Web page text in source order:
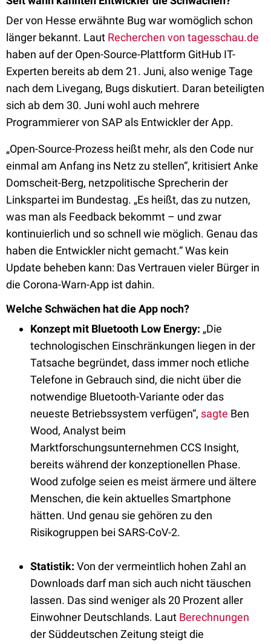
Der von Hesse erwähnte Bug war womöglich schon
länger bekannt. Laut Recherchen von tagesschau.de
haben auf der Open-Source-Plattform GitHub IT-
Experten bereits ab dem 21. Juni, also wenige Tage
nach dem Livegang, Bugs diskutiert. Daran beteiligten
sich ab dem 30. Juni wohl auch mehrere
Programmierer von SAP als Entwickler der App.
„Open-Source-Prozess heißt mehr, als den Code nur
einmal am Anfang ins Netz zu stellen“, kritisiert Anke
Domscheit-Berg, netzpolitische Sprecherin der
Linkspartei im Bundestag. „Es heißt, das zu nutzen,
was man als Feedback bekommt – und zwar
kontinuierlich und so schnell wie möglich. Genau das
haben die Entwickler nicht gemacht.“ Was kein
Update beheben kann: Das Vertrauen vieler Bürger in
die Corona-Warn-App ist dahin.
Welche Schwächen hat die App noch?
Konzept mit Bluetooth Low Energy: „Die
technologischen Einschränkungen liegen in der
Tatsache begründet, dass immer noch etliche
Telefone in Gebrauch sind, die nicht über die
notwendige Bluetooth-Variante oder das
neueste Betriebssystem verfügen“, sagte Ben
Wood, Analyst beim
Marktforschungsunternehmen CCS Insight,
bereits während der konzeptionellen Phase.
Wood zufolge seien es meist ärmere und ältere
Menschen, die kein aktuelles Smartphone
hätten. Und genau sie gehören zu den
Risikogruppen bei SARS-CoV-2.
Statistik: Von der vermeintlich hohen Zahl an
Downloads darf man sich auch nicht täuschen
lassen. Das sind weniger als 20 Prozent aller
Einwohner Deutschlands. Laut Berechnungen
der Süddeutschen Zeitung steigt die